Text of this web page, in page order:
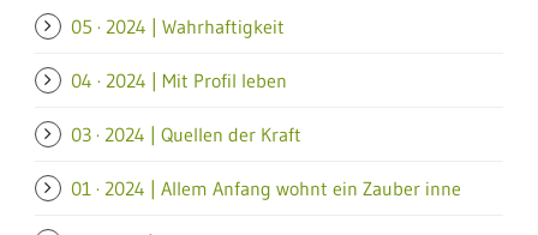
05 · 2024 | Wahrhaftigkeit
04 · 2024 | Mit Profil leben
03 · 2024 | Quellen der Kraft
01 · 2024 | Allem Anfang wohnt ein Zauber inne